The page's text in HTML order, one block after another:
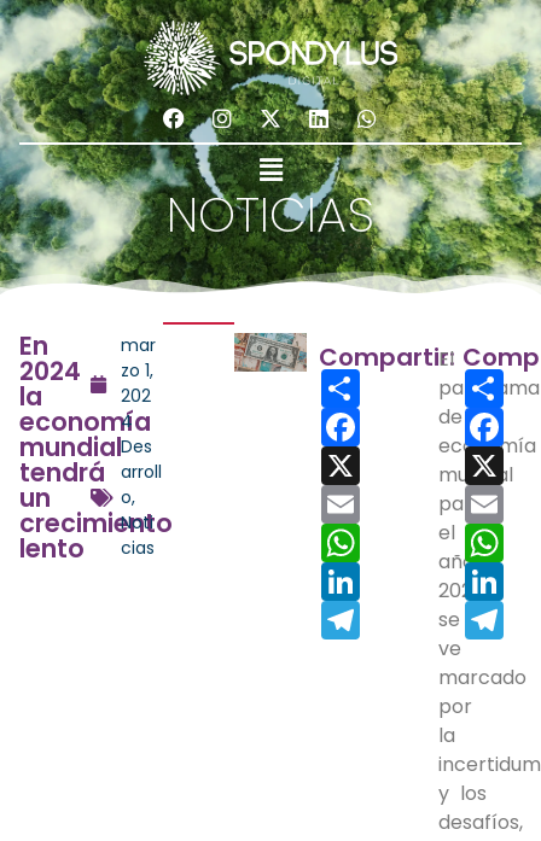
NOTICIAS
En
2024
la
economía
mundial
tendrá
un
crecimiento
lento
mar
zo 1,
202
4
Des
arroll
o,
Noti
cias
Compartir:
Share
Facebook
X
Email
WhatsApp
LinkedIn
Telegram
El
panorama
de la
economía
mundial
para
el
año
2024
se
ve
marcado
por
la
y los
desafíos,
X